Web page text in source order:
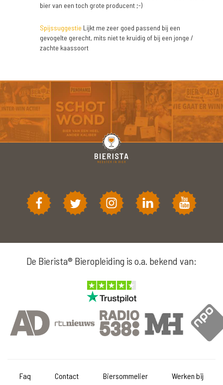
bier van een toch grote producent ;-)
Spijssuggestie Lijkt me zeer goed passend bij een
gevogelte gerecht, mits niet te kruidig of bij een jonge /
zachte kaassoort
De Bierista® Bieropleiding is o.a. bekend van:
Faq Contact Biersommelier Werken bij